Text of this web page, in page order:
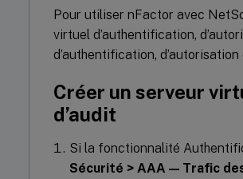
Pour utiliser nFactor avec
virtuel d’authentification,
d’authentification,
Créer un serveur
d’audit
Si la fonctionnalité
Sécurité > AAA — Trafic